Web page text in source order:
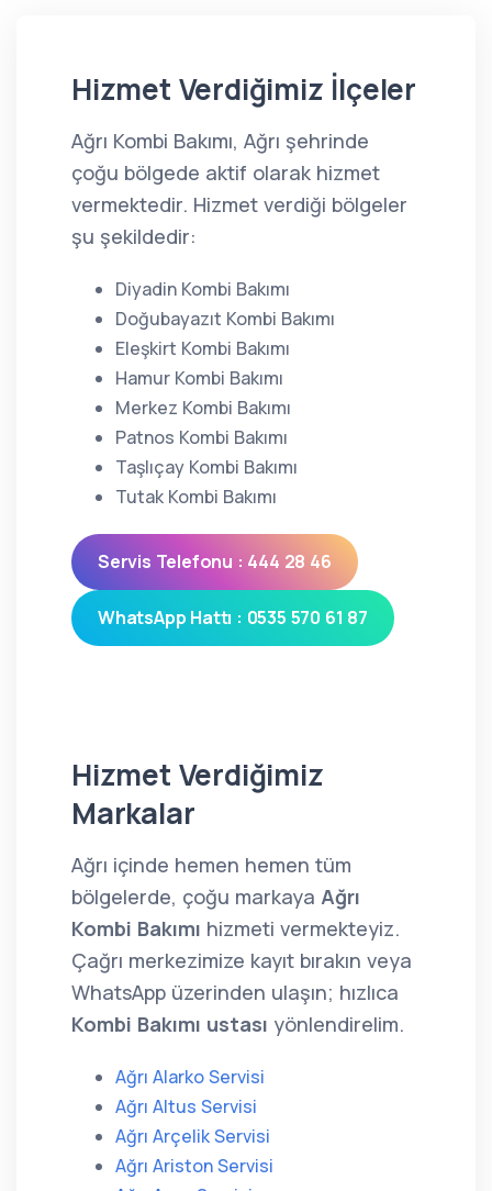
Hizmet Verdiğimiz İlçeler
Ağrı Kombi Bakımı, Ağrı şehrinde
çoğu bölgede aktif olarak hizmet
vermektedir. Hizmet verdiği bölgeler
şu şekildedir:
Diyadin Kombi Bakımı
Doğubayazıt Kombi Bakımı
Eleşkirt Kombi Bakımı
Hamur Kombi Bakımı
Merkez Kombi Bakımı
Patnos Kombi Bakımı
Taşlıçay Kombi Bakımı
Tutak Kombi Bakımı
Servis Telefonu : 444 28 46
WhatsApp Hattı : 0535 570 61 87
Hizmet Verdiğimiz
Markalar
Ağrı içinde hemen hemen tüm
bölgelerde, çoğu markaya Ağrı
Kombi Bakımı hizmeti vermekteyiz.
Çağrı merkezimize kayıt bırakın veya
WhatsApp üzerinden ulaşın; hızlıca
Kombi Bakımı ustası yönlendirelim.
Ağrı Alarko Servisi
Ağrı Altus Servisi
Ağrı Arçelik Servisi
Ağrı Ariston Servisi